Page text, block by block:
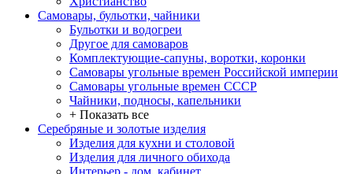
Самовары, бульотки, чайники
Бульотки и водогреи
Другое для самоваров
Комплектующие-сапуны, воротки, коронки
Самовары угольные времен Российской империи
Самовары угольные времен СССР
Чайники, подносы, капельники
+ Показать все
Серебряные и золотые изделия
Изделия для кухни и столовой
Изделия для личного обихода